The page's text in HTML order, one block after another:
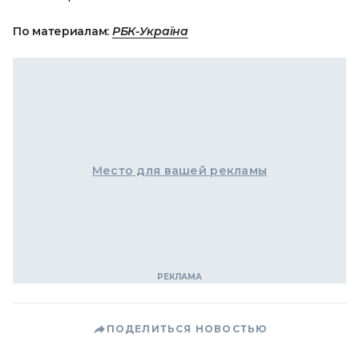
По материалам: РБК-Україна
Место для вашей рекламы
ПОДЕЛИТЬСЯ НОВОСТЬЮ